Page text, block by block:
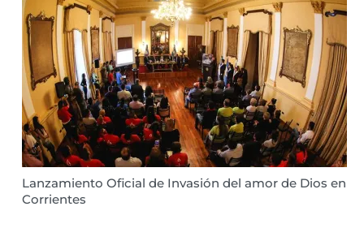
Lanzamiento Oficial de Invasión del amor de Dios en
Corrientes